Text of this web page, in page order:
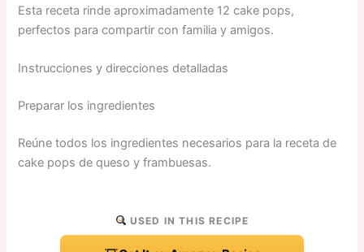
Esta receta rinde aproximadamente 12 cake pops,
perfectos para compartir con familia y amigos.
Instrucciones y direcciones detalladas
Preparar los ingredientes
Reúne todos los ingredientes necesarios para la receta de
cake pops de queso y frambuesas.
USED IN THIS RECIPE